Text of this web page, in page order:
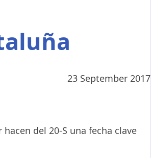
23 September 2017
del 20-S una fecha clave